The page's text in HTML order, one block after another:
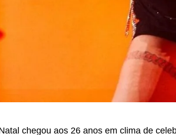
chegou aos 26 anos em clima de